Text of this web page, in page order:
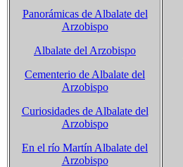
Panorámicas de Albalate del
Arzobispo
Albalate del Arzobispo
Cementerio de Albalate del
Arzobispo
Curiosidades de Albalate del
Arzobispo
En el río Martín Albalate del
Arzobispo